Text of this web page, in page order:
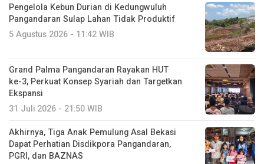
Pengelola Kebun Durian di Kedungwuluh
Pangandaran Sulap Lahan Tidak Produktif ‎
5 Agustus 2026 - 11:42 WIB
Grand Palma Pangandaran Rayakan HUT
ke-3, Perkuat Konsep Syariah dan Targetkan
Ekspansi
31 Juli 2026 - 21:50 WIB
Akhirnya, Tiga Anak Pemulung Asal Bekasi
Dapat Perhatian Disdikpora Pangandaran,
PGRI, dan BAZNAS